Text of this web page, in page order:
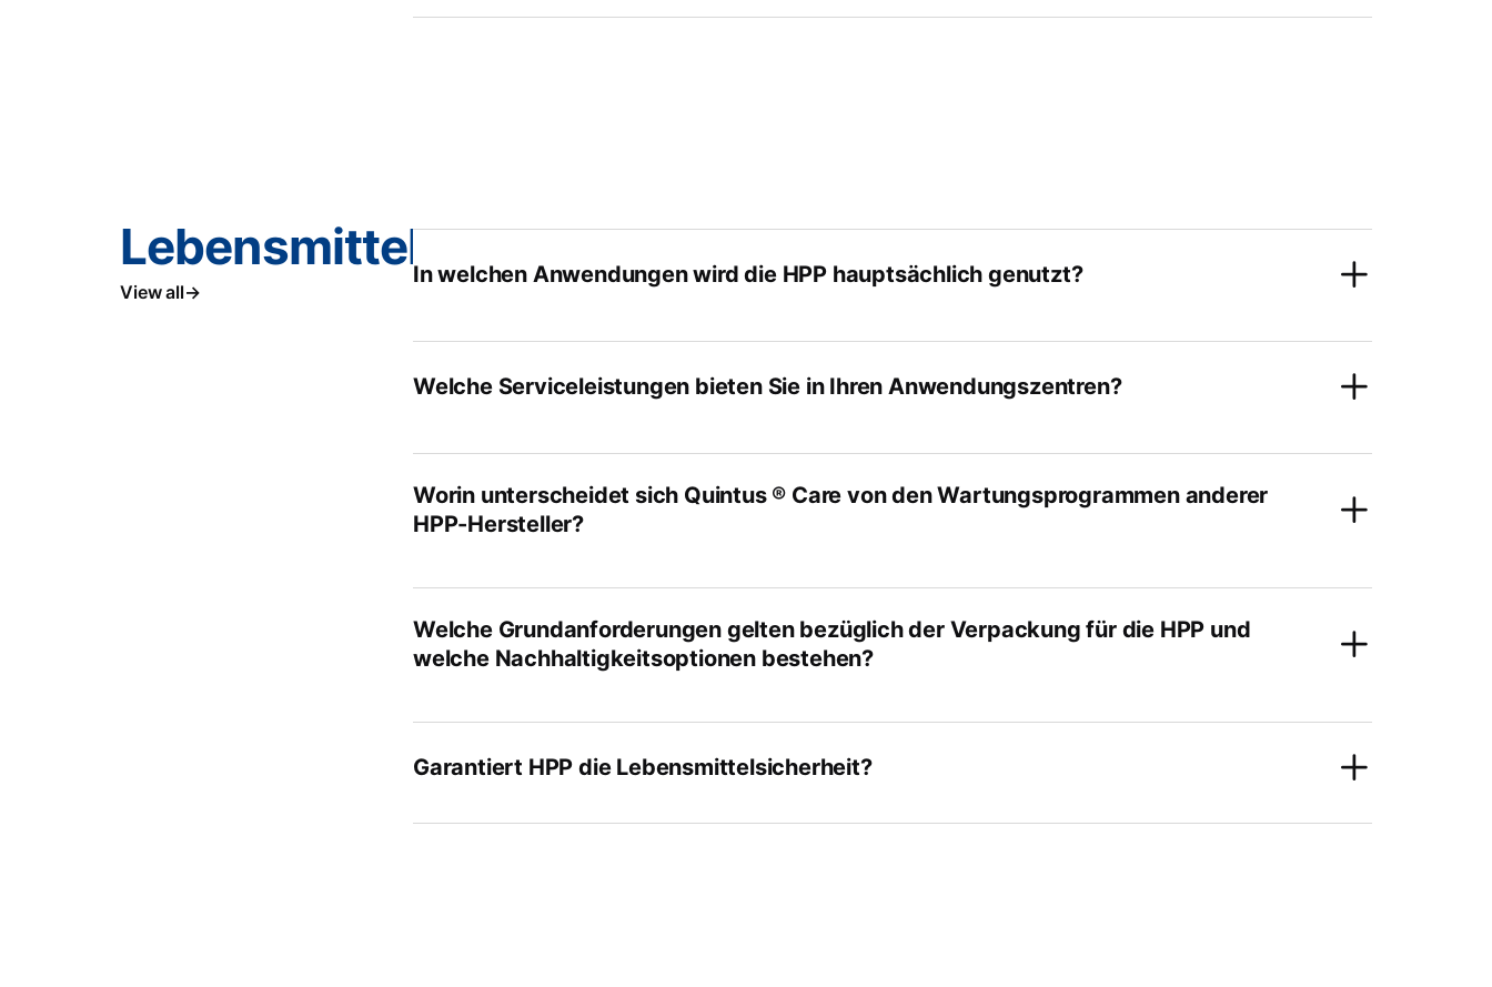
Lebensmittelverarbeitung
View all
In welchen Anwendungen wird die HPP hauptsächlich genutzt?
Welche Serviceleistungen bieten Sie in Ihren Anwendungszentren?
Worin unterscheidet sich Quintus ® Care von den Wartungsprogrammen anderer
HPP-Hersteller?
Welche Grundanforderungen gelten bezüglich der Verpackung für die HPP und
welche Nachhaltigkeitsoptionen bestehen?
Garantiert HPP die Lebensmittelsicherheit?